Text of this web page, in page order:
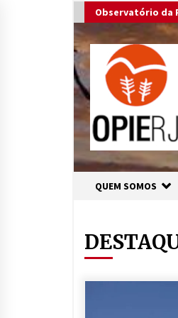
to
content
Observatório da
QUEM SOMOS